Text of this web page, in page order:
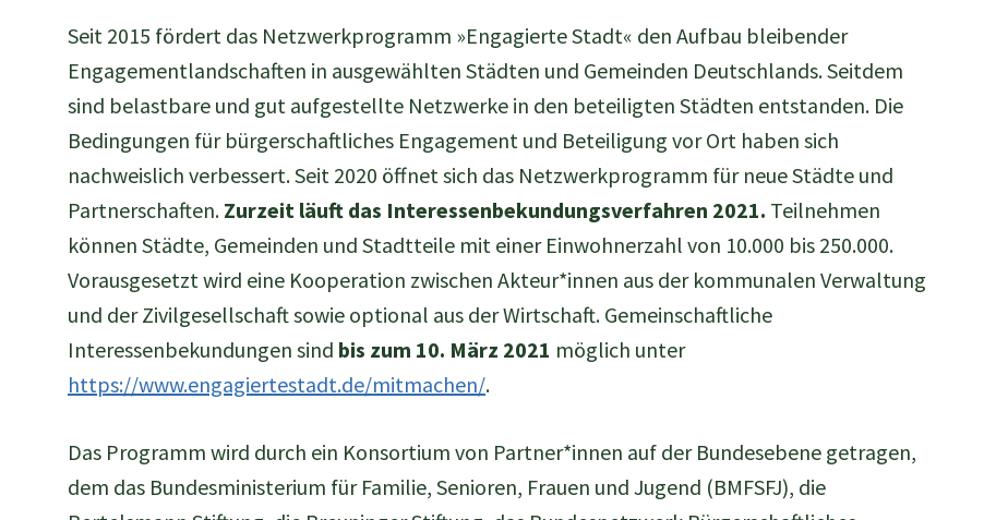
Seit 2015 fördert das Netzwerkprogramm »Engagierte Stadt« den Aufbau bleibender
Engagementlandschaften in ausgewählten Städten und Gemeinden Deutschlands. Seitdem
sind belastbare und gut aufgestellte Netzwerke in den beteiligten Städten entstanden. Die
Bedingungen für bürgerschaftliches Engagement und Beteiligung vor Ort haben sich
nachweislich verbessert. Seit 2020 öffnet sich das Netzwerkprogramm für neue Städte und
Partnerschaften. Zurzeit läuft das Interessenbekundungsverfahren 2021. Teilnehmen
können Städte, Gemeinden und Stadtteile mit einer Einwohnerzahl von 10.000 bis 250.000.
Vorausgesetzt wird eine Kooperation zwischen Akteur*innen aus der kommunalen Verwaltung
und der Zivilgesellschaft sowie optional aus der Wirtschaft. Gemeinschaftliche
Interessenbekundungen sind bis zum 10. März 2021 möglich unter
https://www.engagiertestadt.de/mitmachen/.
Das Programm wird durch ein Konsortium von Partner*innen auf der Bundesebene getragen,
dem das Bundesministerium für Familie, Senioren, Frauen und Jugend (BMFSFJ), die